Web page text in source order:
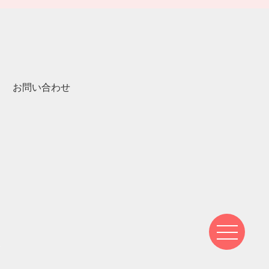
お問い合わせ